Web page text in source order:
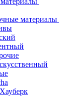
материалы